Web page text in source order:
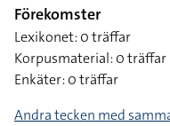
Förekomster
Lexikonet: 0 träffar
Korpusmaterial: 0 träffar
Enkäter: 0 träffar
Andra tecken med